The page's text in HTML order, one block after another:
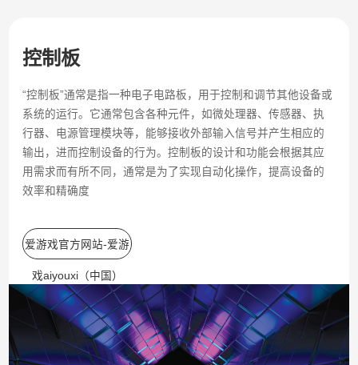
控制板
“控制板”通常是指一种电子电路板，用于控制和调节其他设备或
系统的运行。它通常包含各种元件，如微处理器、传感器、执
行器、电源管理模块等，能够接收外部输入信号并产生相应的
输出，进而控制设备的行为。控制板的设计和功能会根据其应
用需求而有所不同，通常是为了实现自动化操作，提高设备的
效率和精确度
爱游戏官方网站-爱游
戏aiyouxi（中国）